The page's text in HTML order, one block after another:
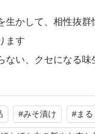
生かして、相性抜群
ます
ない、クセになる味
フレッシュな風味
#みそ漬け #ま